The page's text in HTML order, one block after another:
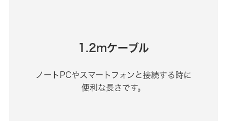
1.2mケーブル
ノートPCやスマートフォンと接続する時に
便利な長さです。